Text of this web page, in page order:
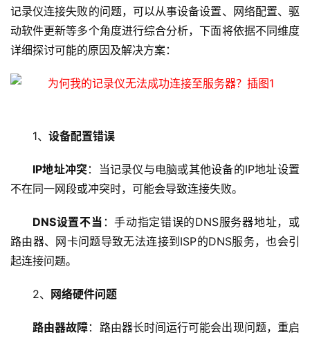
记录仪连接失败的问题，可以从事设备设置、网络配置、驱
动软件更新等多个角度进行综合分析，下面将依据不同维度
详细探讨可能的原因及解决方案：
1、 设备配置错误
IP地址冲突：当记录仪与电脑或其他设备的IP地址设置
不在同一网段或冲突时，可能会导致连接失败。
DNS设置不当 ：手动指定错误的DNS服务器地址，或
路由器、网卡问题导致无法连接到ISP的DNS服务，也会引
起连接问题。
2、 网络硬件问题
路由器故障：路由器长时间运行可能会出现问题，重启